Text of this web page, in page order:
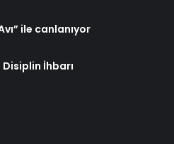
ile canlanıyor
Disiplin İhbarı